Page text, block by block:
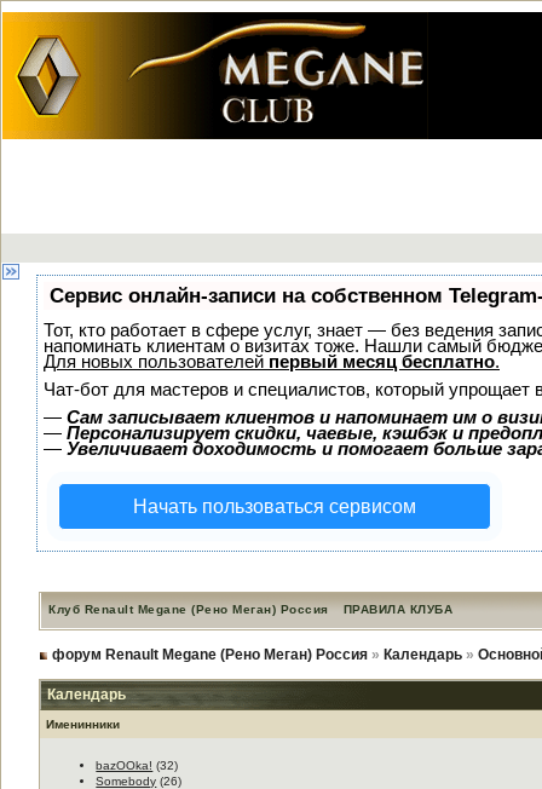
Сервис онлайн-записи на собственном
Тот, кто работает в сфере услуг, знает — без ведения
напоминать клиентам о визитах тоже. Нашли самый
Для новых пользователей первый месяц бесплатно.
Чат-бот для мастеров и специалистов, который упрощает
— Сам записывает клиентов и напоминает им о
— Персонализирует скидки, чаевые, кэшбэк и
— Увеличивает доходимость и помогает больше
Начать пользоваться сервисом
Клуб Renault Megane (Рено Меган) Россия ПРАВИЛА КЛУБА
форум Renault Megane (Рено Меган) Россия » Календарь »
Календарь
Именинники
bazOOka! (32)
Somebody (26)